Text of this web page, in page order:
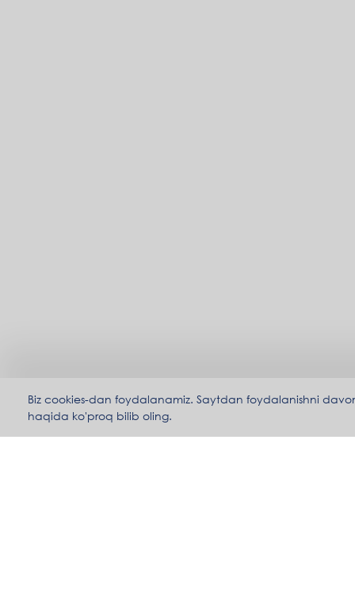
Biz cookies-dan foydalanamiz. Saytdan foydalanishni
haqida ko'proq bilib oling.